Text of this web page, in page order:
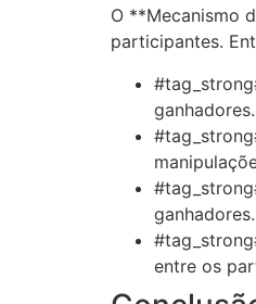
O **Mecanismo
participantes.
ganhadores.
ganhadores.
entre os